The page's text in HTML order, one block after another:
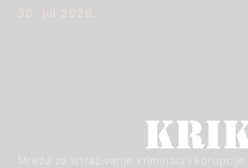
30. jul 2026.
Mreža za istraživanje kriminala i korupcije